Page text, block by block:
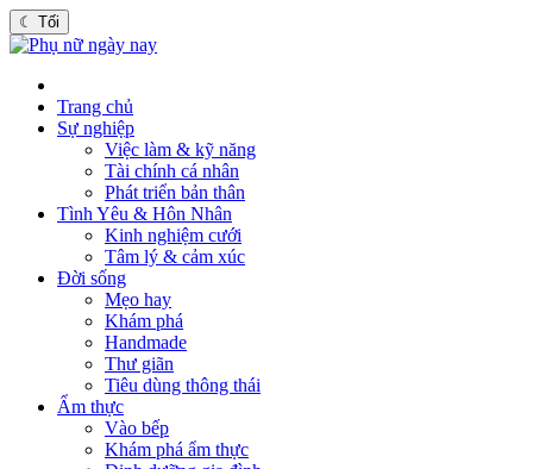
☾ Tối
Trang chủ
Sự nghiệp
Việc làm & kỹ năng
Tài chính cá nhân
Phát triển bản thân
Tình Yêu & Hôn Nhân
Kinh nghiệm cưới
Tâm lý & cảm xúc
Đời sống
Mẹo hay
Khám phá
Handmade
Thư giãn
Tiêu dùng thông thái
Ẩm thực
Vào bếp
Khám phá ẩm thực